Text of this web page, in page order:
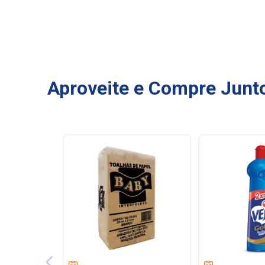
Aproveite e Compre